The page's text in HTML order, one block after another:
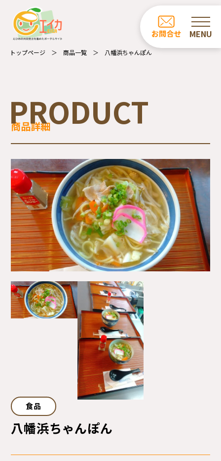
トップページ 商品一覧 八幡浜ちゃんぽん
お問合せ
事業所の紹介
エイカについて
受注業務について
サイトマップ
プライバシーポリシー
ご利用ガイド
PRODUCT
商品詳細
食品
八幡浜ちゃんぽん